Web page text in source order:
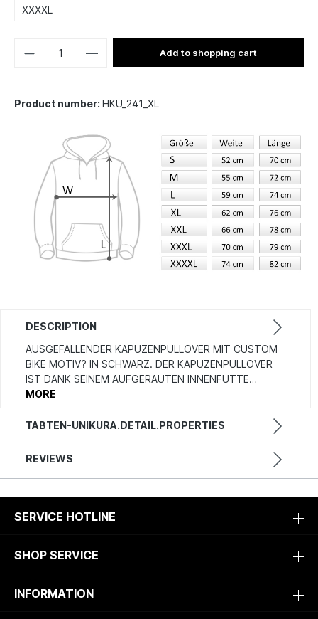
XXXXL
Add to shopping cart
Product number: HKU_241_XL
DESCRIPTION
AUSGEFALLENDER KAPUZENPULLOVER MIT CUSTOM
BIKE MOTIV? IN SCHWARZ. DER KAPUZENPULLOVER
IST DANK SEINEM AUFGERAUTEN INNENFUTTE…
MORE
TABTEN-UNIKURA.DETAIL.PROPERTIES
REVIEWS
SERVICE HOTLINE
SHOP SERVICE
INFORMATION